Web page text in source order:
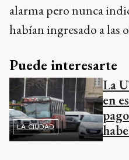
alarma pero nunca
habían ingresado a las
Puede interesarte
LA CIUDAD
La
en